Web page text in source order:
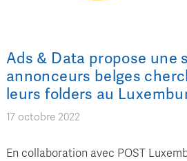
Ads & Data propose une
annonceurs belges
leurs folders au
17 octobre 2022
En collaboration avec POST